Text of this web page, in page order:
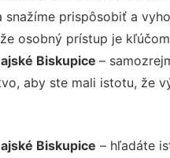
snažíme prispôsobiť a
osobný prístup je
Biskupice –
aby ste mali istotu, že
Biskupice – hľadáte